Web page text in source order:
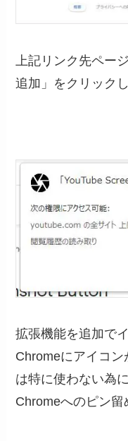
上記リンク先ペー
追加」をクリックし
拡張機能を追加で
Chromeにアイコ
は特に使わない為に
Chromeへのピン留